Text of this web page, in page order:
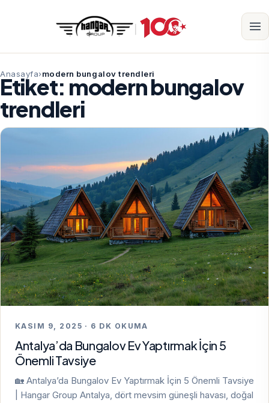
Anasayfa modern bungalov trendleri
Etiket: modern bungalov
trendleri
KASIM 9, 2025 · 6 DK OKUMA
Antalya’da Bungalov Ev Yaptırmak İçin 5
Önemli Tavsiye
🏡 Antalya’da Bungalov Ev Yaptırmak İçin 5 Önemli Tavsiye
| Hangar Group Antalya, dört mevsim güneşli havası, doğal